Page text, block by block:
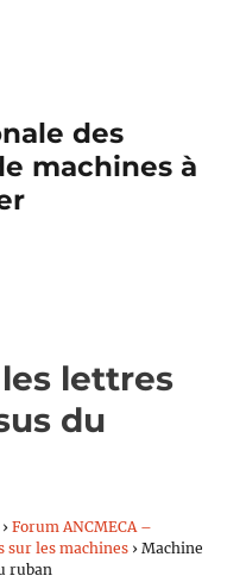
des
machines à
lettres
du
› Forum ANCMECA –
sur les machines › Machine
ruban